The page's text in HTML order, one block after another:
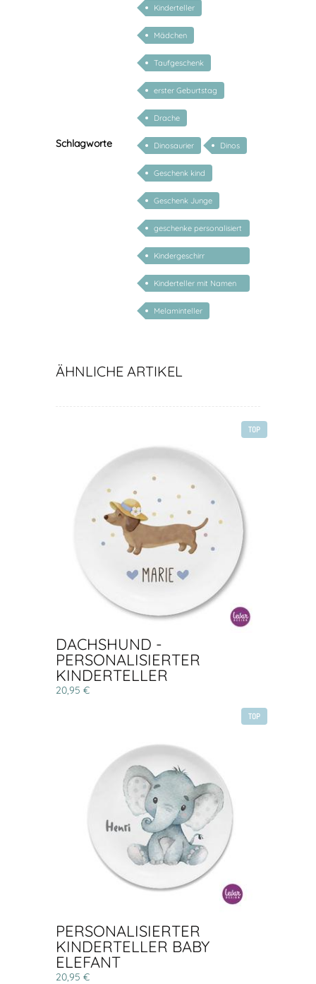
Schlagworte
Kinderteller
Mädchen
Taufgeschenk
erster Geburtstag
Drache
Dinosaurier Dinos
Geschenk kind
Geschenk Junge
geschenke personalisiert
kinder
Kindergeschirr
personalisiert
Kinderteller mit Namen
personalisiert
Melaminteller
ÄHNLICHE ARTIKEL
TOP
DACHSHUND -
PERSONALISIERTER
KINDERTELLER
20,95 €
TOP
PERSONALISIERTER
KINDERTELLER BABY
ELEFANT
20,95 €